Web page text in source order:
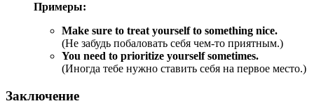
Примеры:
Make sure to treat yourself to something nice.
(Не забудь побаловать себя чем-то приятным.)
You need to prioritize yourself sometimes.
(Иногда тебе нужно ставить себя на первое место.)
Заключение